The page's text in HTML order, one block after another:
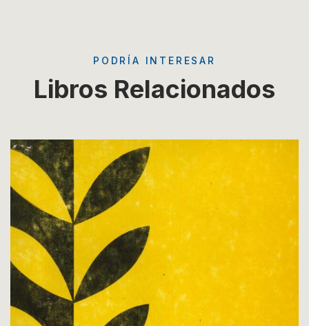
PODRÍA INTERESAR
Libros Relacionados